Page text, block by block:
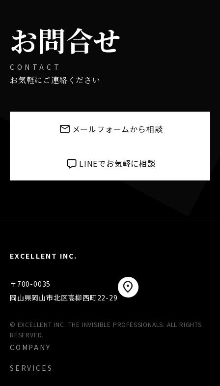
お問合せ
CONTACT
お気軽にご連絡ください
メールフォームから相談
LINEでお気軽に相談
EXCELLENT INC.
〒700-0035
岡山県岡山市北区高柳西町22-29
© EXCELLENT INC. THE INVISIBLE PROFESSIONALS. ALL RIGHTS
RESERVED.
COMPANY
SERVICES